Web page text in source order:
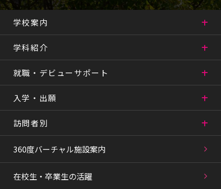
学校案内
学科紹介
就職・デビューサポート
入学・出願
訪問者別
360度バーチャル施設案内
在校生・卒業生の活躍